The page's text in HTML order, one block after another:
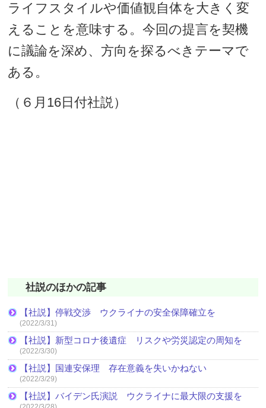
ライフスタイルや価値観自体を大きく変
えることを意味する。今回の提言を契機
に議論を深め、方向を探るべきテーマで
ある。
（６月16日付社説）
社説のほかの記事
【社説】停戦交渉 ウクライナの安全保障確立を
(2022/3/31)
【社説】新型コロナ後遺症 リスクや労災認定の周知を
(2022/3/30)
【社説】国連安保理 存在意義を失いかねない
(2022/3/29)
【社説】バイデン氏演説 ウクライナに最大限の支援を